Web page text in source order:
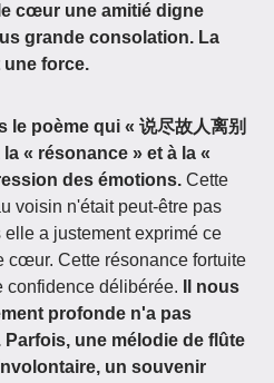
cœur une amitié digne
grande consolation. La
une force.
le poème qui « 说尽故人离别
« résonance » et à la «
des émotions. Cette
voisin n'était peut-être pas
a justement exprimé ce
cœur. Cette résonance fortuite
confidence délibérée.
Il nous
profonde n'a pas
une mélodie de flûte
un souvenir